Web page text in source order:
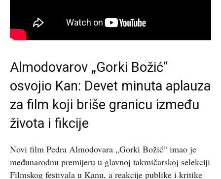
Almodovarov „Gorki Božić“
osvojio Kan: Devet minuta aplauza
za film koji briše granicu između
života i fikcije
Novi film Pedra Almodovara „Gorki Božić“ imao je
međunarodnu premijeru u glavnoj takmičarskoj selekciji
Filmskog festivala u Kanu, a reakcije publike i kritike